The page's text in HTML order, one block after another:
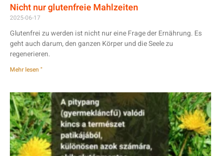
Nicht nur glutenfreie Mahlzeiten
2025-06-17
Glutenfrei zu werden ist nicht nur eine Frage der Ernährung. Es
geht auch darum, den ganzen Körper und die Seele zu
regenerieren.
Mehr lesen "